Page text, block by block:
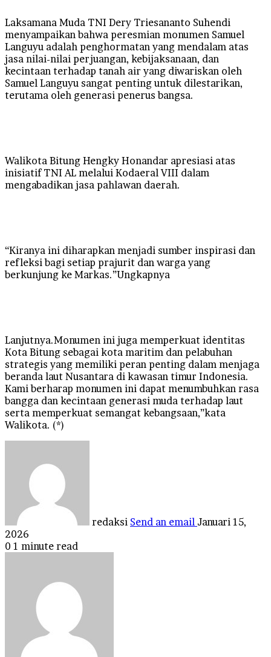
Laksamana Muda TNI Dery Triesananto Suhendi
menyampaikan bahwa peresmian monumen Samuel
Languyu adalah penghormatan yang mendalam atas
jasa nilai-nilai perjuangan, kebijaksanaan, dan
kecintaan terhadap tanah air yang diwariskan oleh
Samuel Languyu sangat penting untuk dilestarikan,
terutama oleh generasi penerus bangsa.
Walikota Bitung Hengky Honandar apresiasi atas
inisiatif TNI AL melalui Kodaeral VIII dalam
mengabadikan jasa pahlawan daerah.
“Kiranya ini diharapkan menjadi sumber inspirasi dan
refleksi bagi setiap prajurit dan warga yang
berkunjung ke Markas.”Ungkapnya
Lanjutnya.Monumen ini juga memperkuat identitas
Kota Bitung sebagai kota maritim dan pelabuhan
strategis yang memiliki peran penting dalam menjaga
beranda laut Nusantara di kawasan timur Indonesia.
Kami berharap monumen ini dapat menumbuhkan rasa
bangga dan kecintaan generasi muda terhadap laut
serta memperkuat semangat kebangsaan,”kata
Walikota. (*)
redaksi Send an email Januari 15,
2026
0 1 minute read